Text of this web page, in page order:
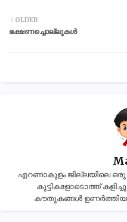
OLDER
ഭക്ഷണച്ചൊല്ലുകൾ
എറണാകുളം ജില്ലയിലെ ഒരു
കുട്ടികളോടൊത്ത് കളിച്ചും
കൗതുകങ്ങൾ